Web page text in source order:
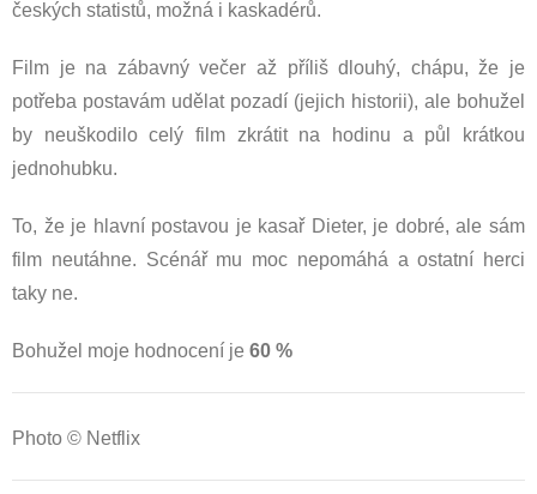
českých statistů, možná i kaskadérů.
Film je na zábavný večer až příliš dlouhý, chápu, že je
potřeba postavám udělat pozadí (jejich historii), ale bohužel
by neuškodilo celý film zkrátit na hodinu a půl krátkou
jednohubku.
To, že je hlavní postavou je kasař Dieter, je dobré, ale sám
film neutáhne. Scénář mu moc nepomáhá a ostatní herci
taky ne.
Bohužel moje hodnocení je 60 %
Photo © Netflix